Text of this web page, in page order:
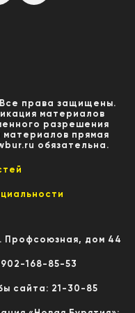
права защищены.
материалов
разрешения
прямая
обязательна.
Профсоюзная, дом 44
168-85-53
сайта: 21-30-85